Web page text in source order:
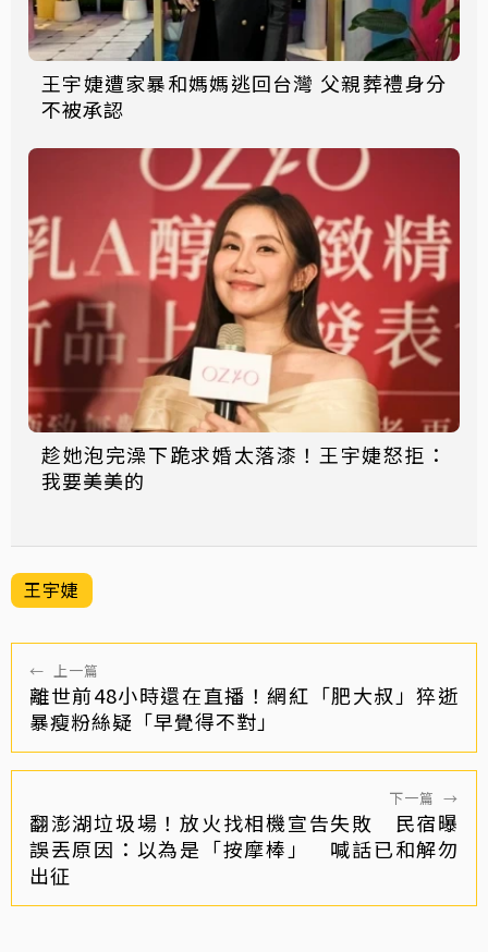
王宇婕遭家暴和媽媽逃回台灣 父親葬禮身分
不被承認
趁她泡完澡下跪求婚太落漆！王宇婕怒拒：
我要美美的
王宇婕
← 上一篇
離世前48小時還在直播！網紅「肥大叔」猝逝
暴瘦粉絲疑「早覺得不對」
下一篇 →
翻澎湖垃圾場！放火找相機宣告失敗 民宿曝
誤丟原因：以為是「按摩棒」 喊話已和解勿
出征